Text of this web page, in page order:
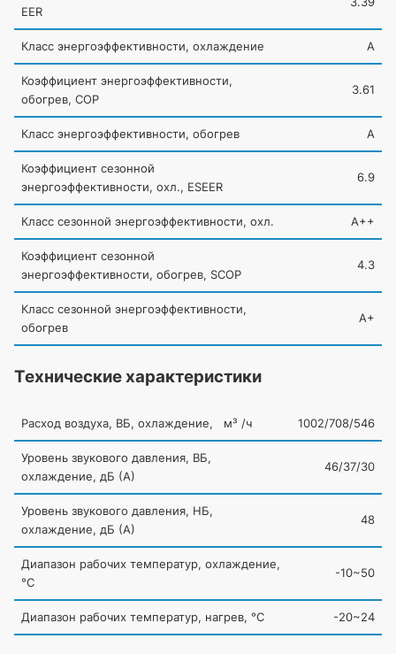
EER
Класс энергоэффективности, охлаждение A
Коэффициент энергоэффективности,
обогрев, COP
3.61
Класс энергоэффективности, обогрев A
Коэффициент сезонной
энергоэффективности, охл., ESEER
6.9
Класс сезонной энергоэффективности, охл. A++
Коэффициент сезонной
энергоэффективности, обогрев, SCOP
4.3
Класс сезонной энергоэффективности,
обогрев
A+
Технические характеристики
Расход воздуха, ВБ, охлаждение, м³ /ч 1002/708/546
Уровень звукового давления, ВБ,
охлаждение, дБ (А)
46/37/30
Уровень звукового давления, НБ,
охлаждение, дБ (А)
48
Диапазон рабочих температур, охлаждение,
°C
-10~50
Диапазон рабочих температур, нагрев, °C -20~24